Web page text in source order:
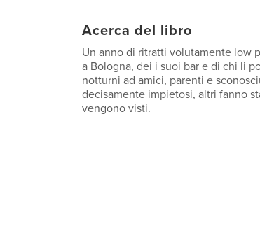
Acerca del libro
Un anno di ritratti volutamente low
a Bologna, dei i suoi bar e di chi li
notturni ad amici, parenti e
decisamente impietosi, altri fanno
vengono visti.